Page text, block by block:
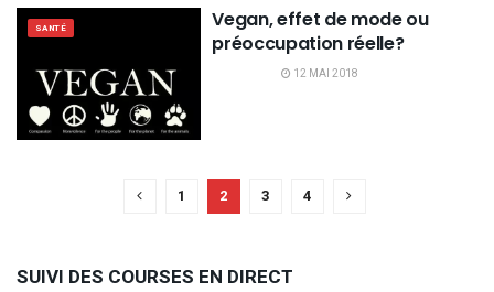
SANTÉ
Vegan, effet de mode ou
préoccupation réelle?
12 MAI 2018
1 2 3 4
SUIVI DES COURSES EN DIRECT